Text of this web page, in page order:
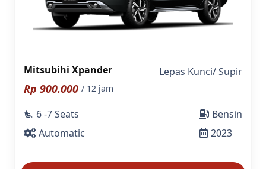
Mitsubihi Xpander Lepas Kunci/Supir
Rp 900.000 / 12 jam
airline_seat_recline_extra 6 -7 Seats
Automatic
Bensin
2023